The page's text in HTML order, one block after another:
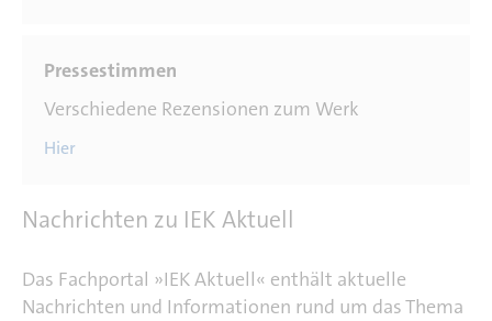
Verschiedene Rezensionen zum Werk
Hier
Nachrichten zu IEK Aktuell
Das Fachportal »IEK Aktuell« enthält aktuelle
Nachrichten und Informationen rund um das Thema